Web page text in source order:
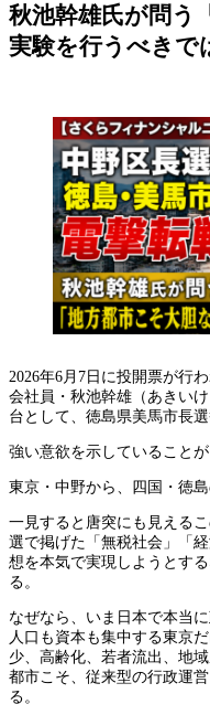
秋池幹雄氏が問う
実験を行うべきで
2026年6月7日に投開票が行
会社員・秋池幹雄（あきい
台として、徳島県美馬市長
強い意欲を示していること
東京・中野から、四国・徳島
一見すると唐突にも見える
選で掲げた「無税社会」「
想を本気で実現しようとす
る。
なぜなら、いま日本で本当
人口も資本も集中する東京
少、高齢化、若者流出、地
都市こそ、従来型の行政運
る。